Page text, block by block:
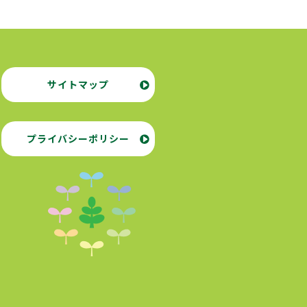
サイトマップ
プライバシーポリシー